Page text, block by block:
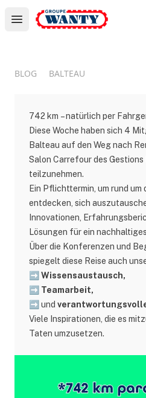
Open main menu
Le Groupe Wanty
BLOG BALTEAU
742 km – natürlich per
Diese Woche haben sich 4
Balteau auf den Weg nach
Salon Carrefour des Gestions
teilzunehmen.
Ein Pflichttermin, um rund um
entdecken, sich
Innovationen,
Lösungen für ein
Über die Konferenzen und
spiegelt diese Reise auch
➡️ Wissensaustausch,
➡️ Teamarbeit,
➡️ und
Viele Inspirationen, die es
Taten umzusetzen.